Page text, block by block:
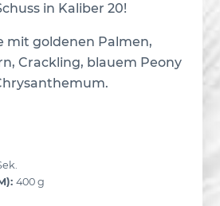
in Kaliber 20!
mit goldenen Palmen,
Crackling, blauem Peony
400 g